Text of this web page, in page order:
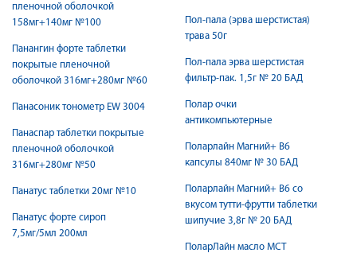
пленочной оболочкой
158мг+140мг №100
Панангин форте таблетки
покрытые пленочной
оболочкой 316мг+280мг №60
Панасоник тонометр EW 3004
Панаспар таблетки покрытые
пленочной оболочкой
316мг+280мг №50
Панатус таблетки 20мг №10
Панатус форте сироп
7,5мг/5мл 200мл
Пол-пала (эрва шерстистая)
трава 50г
Пол-пала эрва шерстистая
фильтр-пак. 1,5г № 20 БАД
Полар очки
антикомпьютерные
Поларлайн Магний+ В6
капсулы 840мг № 30 БАД
Поларлайн Магний+ В6 со
вкусом тутти-фрутти таблетки
шипучие 3,8г № 20 БАД
ПоларЛайн масло МСТ